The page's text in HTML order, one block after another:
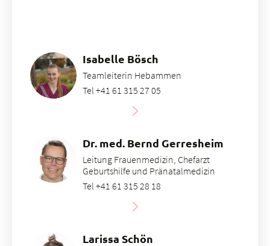
Isabelle Bösch
Teamleiterin Hebammen
Tel +41 61 315 27 05
Dr. med. Bernd Gerresheim
Leitung Frauenmedizin, Chefarzt
Geburtshilfe und Pränatalmedizin
Tel +41 61 315 28 18
Larissa Schön